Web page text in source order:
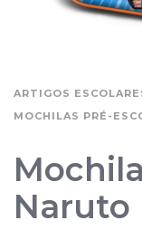
ARTIGOS
MOCHILAS PRÉ-
Naruto